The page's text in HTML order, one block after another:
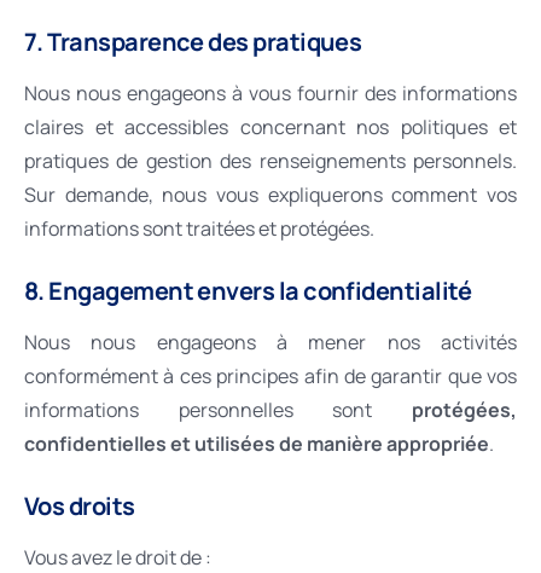
7. Transparence des pratiques
Nous nous engageons à vous fournir des informations
claires et accessibles concernant nos politiques et
pratiques de gestion des renseignements personnels.
Sur demande, nous vous expliquerons comment vos
informations sont traitées et protégées.
8. Engagement envers la confidentialité
Nous nous engageons à mener nos activités
conformément à ces principes afin de garantir que vos
informations personnelles sont protégées,
confidentielles et utilisées de manière appropriée.
Vos droits
Vous avez le droit de :